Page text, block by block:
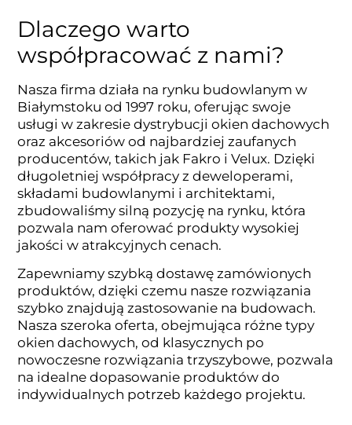
Dlaczego warto
współpracować z nami?
Nasza firma działa na rynku budowlanym w
Białymstoku od 1997 roku, oferując swoje
usługi w zakresie dystrybucji okien dachowych
oraz akcesoriów od najbardziej zaufanych
producentów, takich jak Fakro i Velux. Dzięki
długoletniej współpracy z deweloperami,
składami budowlanymi i architektami,
zbudowaliśmy silną pozycję na rynku, która
pozwala nam oferować produkty wysokiej
jakości w atrakcyjnych cenach.
Zapewniamy szybką dostawę zamówionych
produktów, dzięki czemu nasze rozwiązania
szybko znajdują zastosowanie na budowach.
Nasza szeroka oferta, obejmująca różne typy
okien dachowych, od klasycznych po
nowoczesne rozwiązania trzyszybowe, pozwala
na idealne dopasowanie produktów do
indywidualnych potrzeb każdego projektu.